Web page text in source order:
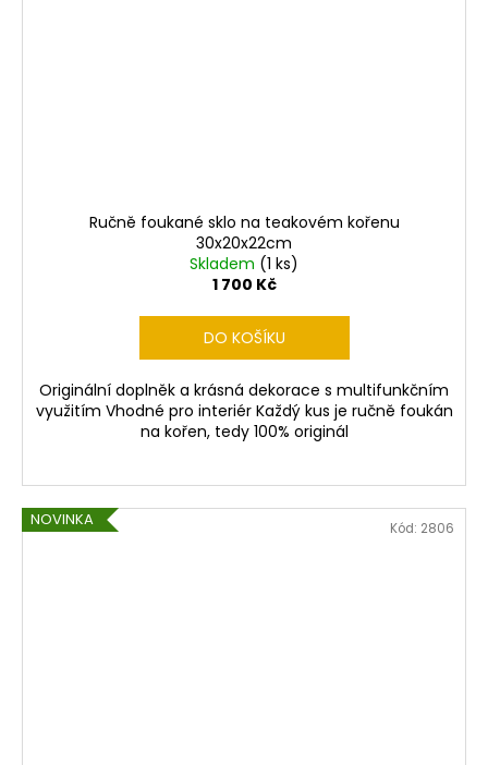
Ručně foukané sklo na teakovém kořenu
30x20x22cm
Skladem (1 ks)
1 700 Kč
DO KOŠÍKU
Originální doplněk a krásná dekorace s multifunkčním
využitím Vhodné pro interiér Každý kus je ručně foukán
na kořen, tedy 100% originál
NOVINKA Kód: 2806